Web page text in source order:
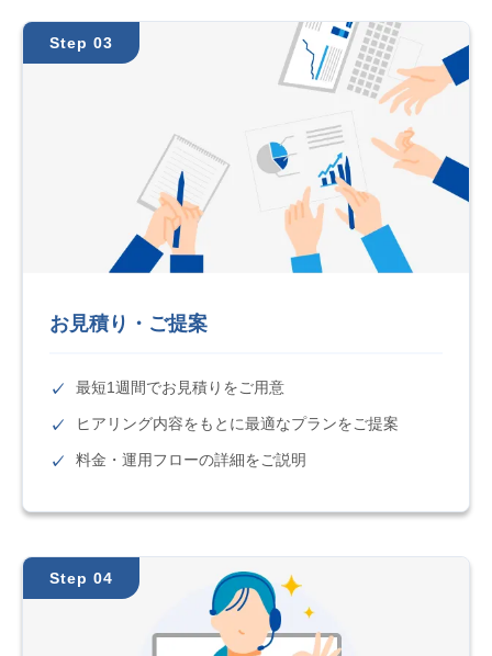
Step 03
お見積り・ご提案
最短1週間でお見積りをご用意
ヒアリング内容をもとに最適なプランをご提案
料金・運用フローの詳細をご説明
Step 04